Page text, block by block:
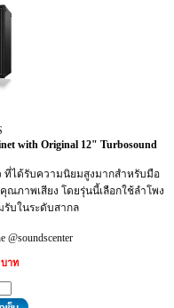
with Original 12" Turbosound
ที่ได้รับความนิยมสูงมากสำหรับมือ
ภาพเสียง โดยรุ่นนี้เลือกใช้ลำโพง
รับในระดับสากล
าท